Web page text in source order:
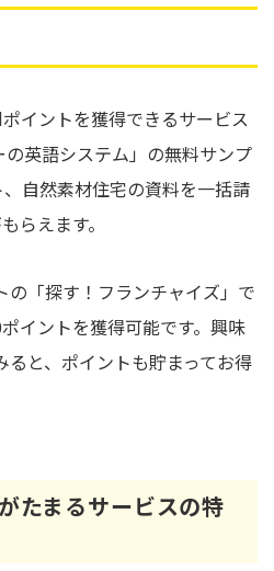
イントを獲得できるサービス
英語システム」の無料サンプ
自然素材住宅の資料を一括請
らえます。
の「探す！フランチャイズ」で
イントを獲得可能です。興味
と、ポイントも貯まってお得
たまるサービスの特